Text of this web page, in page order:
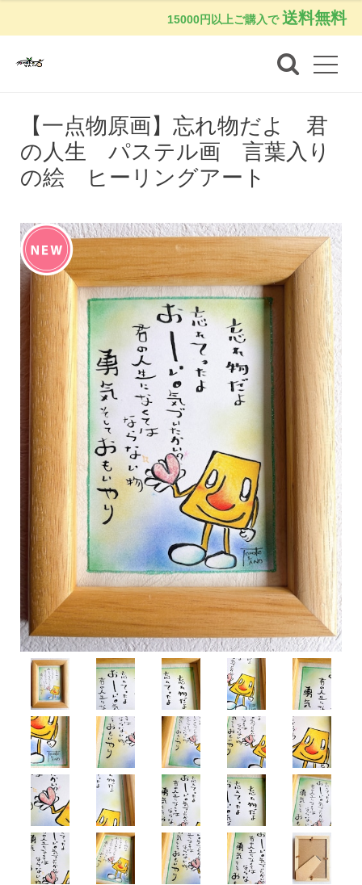
15000円以上ご購入で 送料無料
【一点物原画】忘れ物だよ 君
の人生 パステル画 言葉入り
の絵 ヒーリングアート